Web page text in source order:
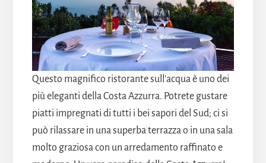
Questo magnifico ristorante sull'acqua è uno dei
più eleganti della Costa Azzurra. Potrete gustare
piatti impregnati di tutti i bei sapori del Sud; ci si
può rilassare in una superba terrazza o in una sala
molto graziosa con un arredamento raffinato e